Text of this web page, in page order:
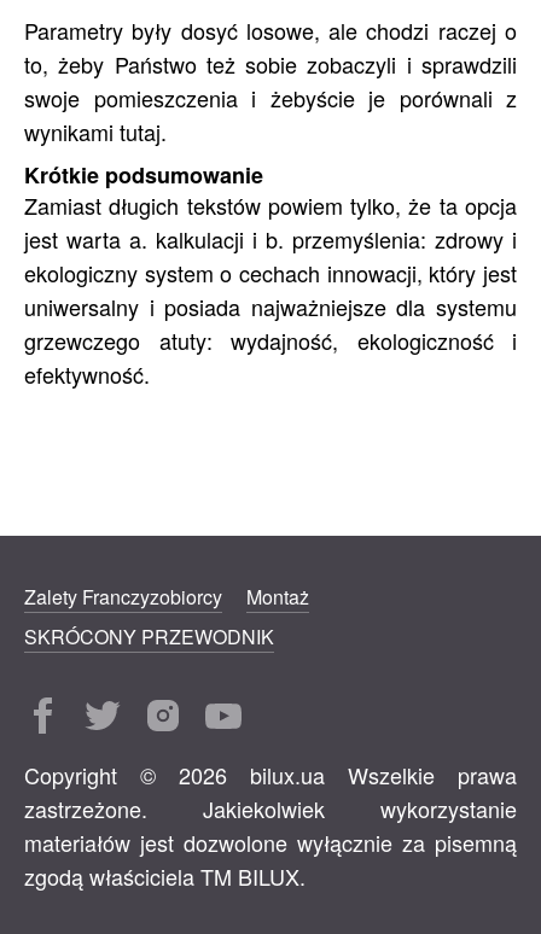
Parametry były dosyć losowe, ale chodzi raczej o
to, żeby Państwo też sobie zobaczyli i sprawdzili
swoje pomieszczenia i żebyście je porównali z
wynikami tutaj.
Krótkie podsumowanie
Zamiast długich tekstów powiem tylko, że ta opcja
jest warta a. kalkulacji i b. przemyślenia: zdrowy i
ekologiczny system o cechach innowacji, który jest
uniwersalny i posiada najważniejsze dla systemu
grzewczego atuty: wydajność, ekologiczność i
efektywność.
Zalety Franczyzobiorcy
Montaż
SKRÓCONY PRZEWODNIK
Copyright © 2026 bilux.ua Wszelkie prawa
zastrzeżone. Jakiekolwiek wykorzystanie
materiałów jest dozwolone wyłącznie za pisemną
zgodą właściciela TM BILUX.